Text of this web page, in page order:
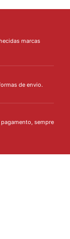
marcas
de envio.
sempre